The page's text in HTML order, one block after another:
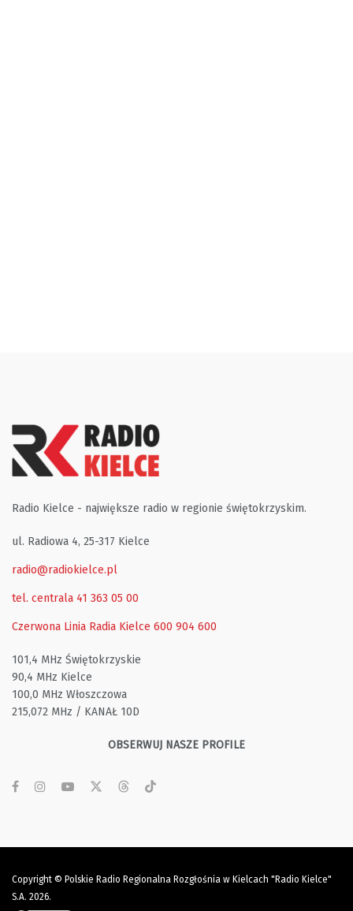
Radio Kielce - największe radio w regionie świętokrzyskim.
ul. Radiowa 4, 25-317 Kielce
radio@radiokielce.pl
tel. centrala 41 363 05 00
Czerwona Linia Radia Kielce 600 904 600
101,4 MHz Świętokrzyskie
90,4 MHz Kielce
100,0 MHz Włoszczowa
215,072 MHz / KANAŁ 10D
OBSERWUJ NASZE PROFILE
Copyright © Polskie Radio Regionalna Rozgłośnia w Kielcach "Radio Kielce"
S.A. 2026.